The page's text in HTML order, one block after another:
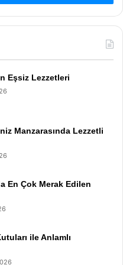
Eşsiz Lezzetleri
Manzarasında Lezzetli
En Çok Merak Edilen
ile Anlamlı